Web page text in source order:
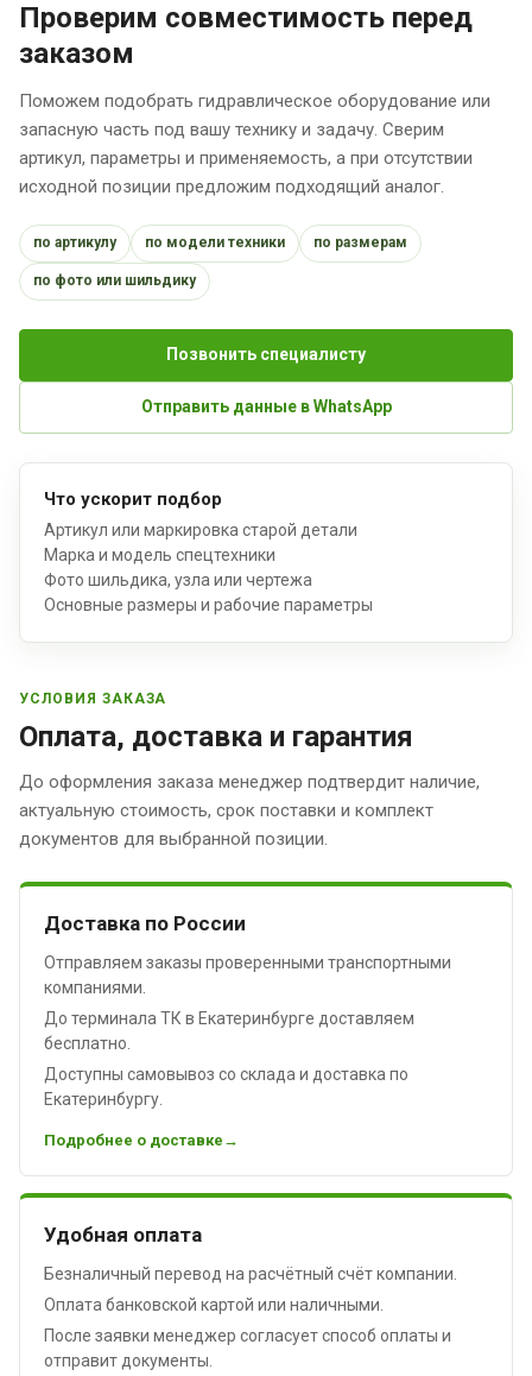
Проверим совместимость перед
заказом
Поможем подобрать гидравлическое оборудование или
запасную часть под вашу технику и задачу. Сверим
артикул, параметры и применяемость, а при отсутствии
исходной позиции предложим подходящий аналог.
по артикулу по модели техники по размерам
по фото или шильдику
Позвонить специалисту
Отправить данные в WhatsApp
Что ускорит подбор
Артикул или маркировка старой детали
Марка и модель спецтехники
Фото шильдика, узла или чертежа
Основные размеры и рабочие параметры
УСЛОВИЯ ЗАКАЗА
Оплата, доставка и гарантия
До оформления заказа менеджер подтвердит наличие,
актуальную стоимость, срок поставки и комплект
документов для выбранной позиции.
Доставка по России
Отправляем заказы проверенными транспортными
компаниями.
До терминала ТК в Екатеринбурге доставляем
бесплатно.
Доступны самовывоз со склада и доставка по
Екатеринбургу.
Подробнее о доставке
Удобная оплата
Безналичный перевод на расчётный счёт компании.
Оплата банковской картой или наличными.
После заявки менеджер согласует способ оплаты и
отправит документы.